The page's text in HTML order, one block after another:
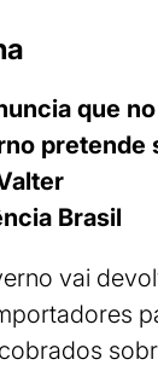
que
pretende
Brasil
vai